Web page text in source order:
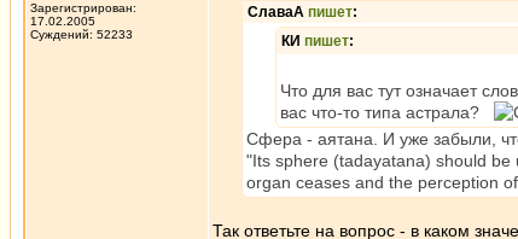
Зарегистрирован:
17.02.2005
Суждений: 52233
СлаваА пишет:
КИ пишет:
Что для вас тут означает
вас что-то типа астрала?
Сфера - аятана. И уже забыли,
"Its sphere (tadayatana) should
organ ceases and the perception
Так ответьте на вопрос - в каком